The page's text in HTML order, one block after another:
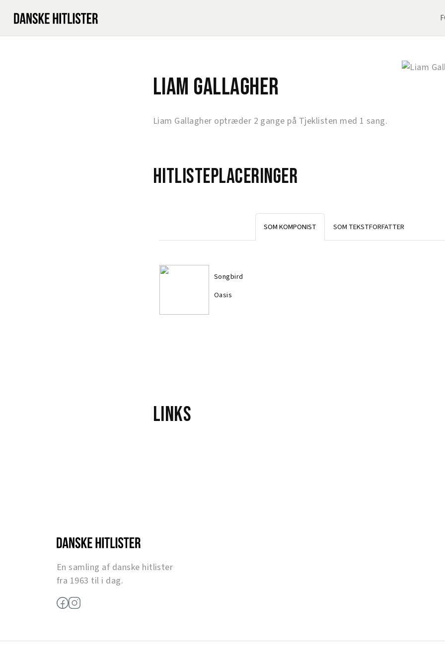
Liam Gallagher
Liam Gallagher optræder 2 gange på Tjeklisten med 1 sang.
Hitlisteplaceringer
SOM KOMPONIST SOM TEKSTFORFATTER
Songbird
Oasis
Links
En samling af danske hitlister
fra 1963 til i dag.